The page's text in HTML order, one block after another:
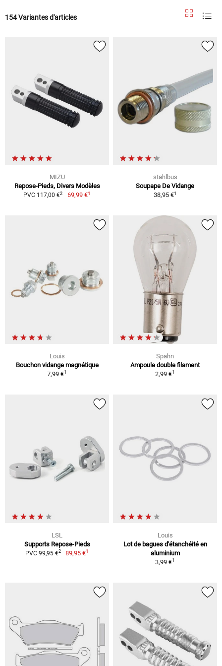
154 Variantes d'articles
MIZU
Repose-Pieds, Divers Modèles
PVC 117,00 €2 69,99 €1
stahlbus
Soupape De Vidange
38,95 €1
Louis
Bouchon vidange magnétique
7,99 €1
Spahn
Ampoule double filament
2,99 €1
LSL
Supports Repose-Pieds
PVC 99,95 €2 89,95 €1
Louis
Lot de bagues d'étanchéité en
aluminium
3,99 €1